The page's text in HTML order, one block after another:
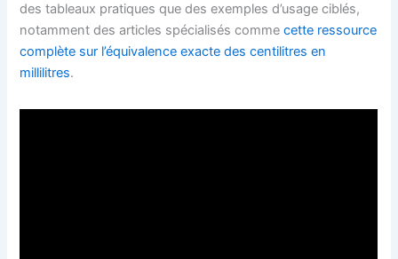
des tableaux pratiques que des exemples d’usage ciblés,
notamment des articles spécialisés commecette ressource
complète sur l’équivalence exacte des centilitres en
millilitres.